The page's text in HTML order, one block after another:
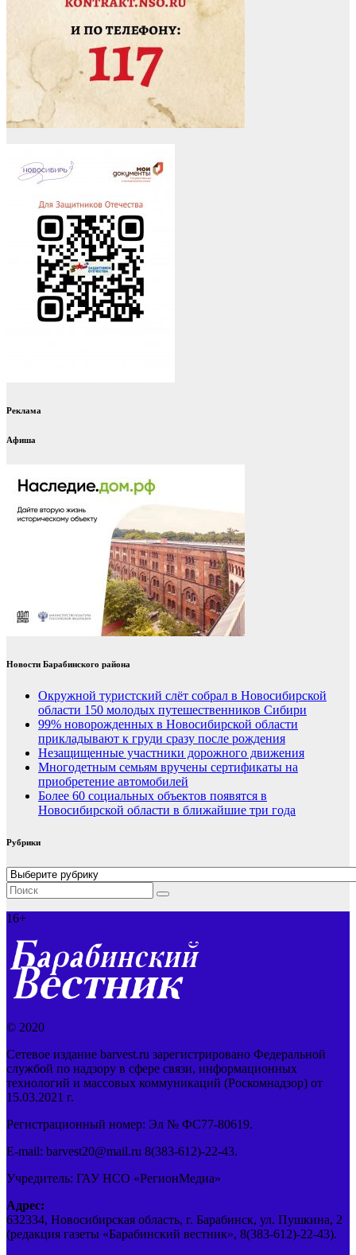
Реклама
Афиша
Новости Барабинского района
Окружной туристский слёт собрал в Новосибирской
области 150 молодых путешественников Сибири
99% новорожденных в Новосибирской области
прикладывают к груди сразу после рождения
Незащищенные участники дорожного движения
Многодетным семьям вручены сертификаты на
приобретение автомобилей
Более 60 социальных объектов появятся в
Новосибирской области в ближайшие три года
Рубрики
Рубрики
16+
© 2020
Сетевое издание barvest.ru зарегистрировано Федеральной
службой по надзору в сфере связи, информационных
технологий и массовых коммуникаций (Роскомнадзор) от
15.03.2021 г.
Регистрационный номер: Эл № ФС77-80619.
E-mail: barvest20@mail.ru 8(383-612)-22-43.
Учредитель: ГАУ НСО «РегионМедиа»
Адрес:
632334, Новосибирская область, г. Барабинск, ул. Пушкина, 2
(редакция газеты «Барабинский вестник», 8(383-612)-22-43).